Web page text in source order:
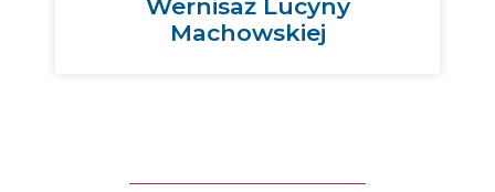
Wernisaż Lucyny
Machowskiej